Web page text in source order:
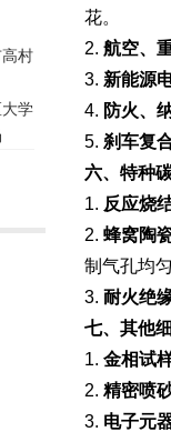
村
学
花。
2. 航空、
3. 新能源
4. 防火、
5. 刹车复
六、特种
1. 反应烧
2. 蜂窝陶
制气孔均
3. 耐火绝
七、其他
1. 金相试
2. 精密喷
3. 电子元